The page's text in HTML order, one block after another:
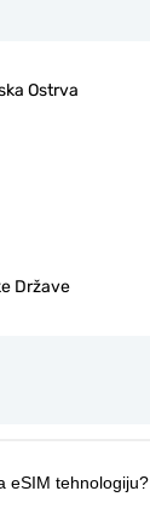
Ostrva
Države
eSIM tehnologiju?